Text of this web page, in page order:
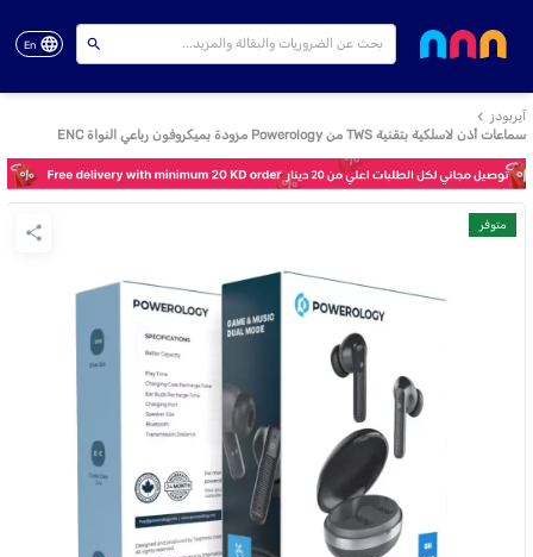
En
آيربودز
سماعات أذن لاسلكية بتقنية TWS من Powerology مزودة بميكروفون رباعي النواة ENC
متوفر